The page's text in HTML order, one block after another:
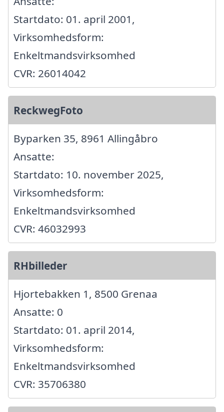
Startdato: 01. april 2001,
Virksomhedsform:
Enkeltmandsvirksomhed
CVR: 26014042
ReckwegFoto
Byparken 35, 8961 Allingåbro
Ansatte:
Startdato: 10. november 2025,
Virksomhedsform:
Enkeltmandsvirksomhed
CVR: 46032993
RHbilleder
Hjortebakken 1, 8500 Grenaa
Ansatte: 0
Startdato: 01. april 2014,
Virksomhedsform:
Enkeltmandsvirksomhed
CVR: 35706380